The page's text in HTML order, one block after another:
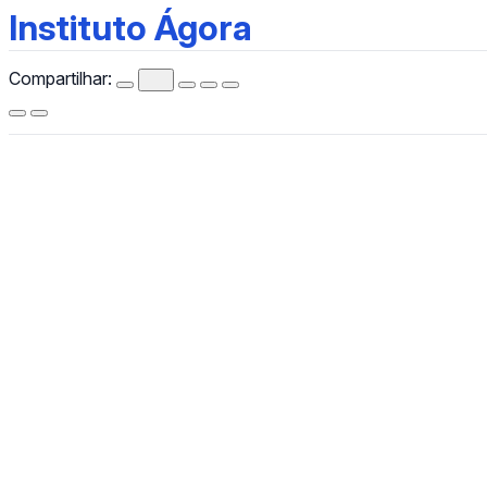
Instituto Ágora
Instituto Ágora
Compartilhar: